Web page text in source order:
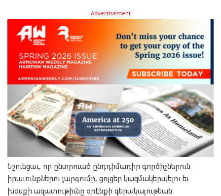
Advertisement
Նշուեցաւ, որ ընտրուած ընդդիմադիր գործիչներուն
իրաւունքներու յարգումը, ցոյցեր կազմակերպելու եւ
խօսքի ազատութիւնը օրէնքի գերակայութեան